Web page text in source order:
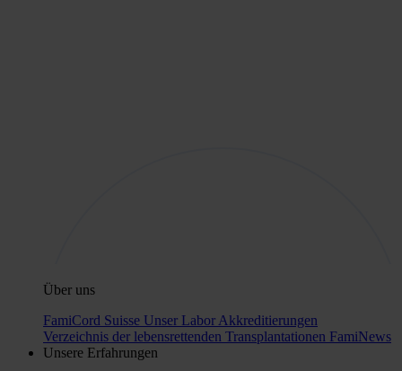
Über uns
FamiCord Suisse Unser Labor Akkreditierungen
Verzeichnis der lebensrettenden Transplantationen FamiNews
Unsere Erfahrungen